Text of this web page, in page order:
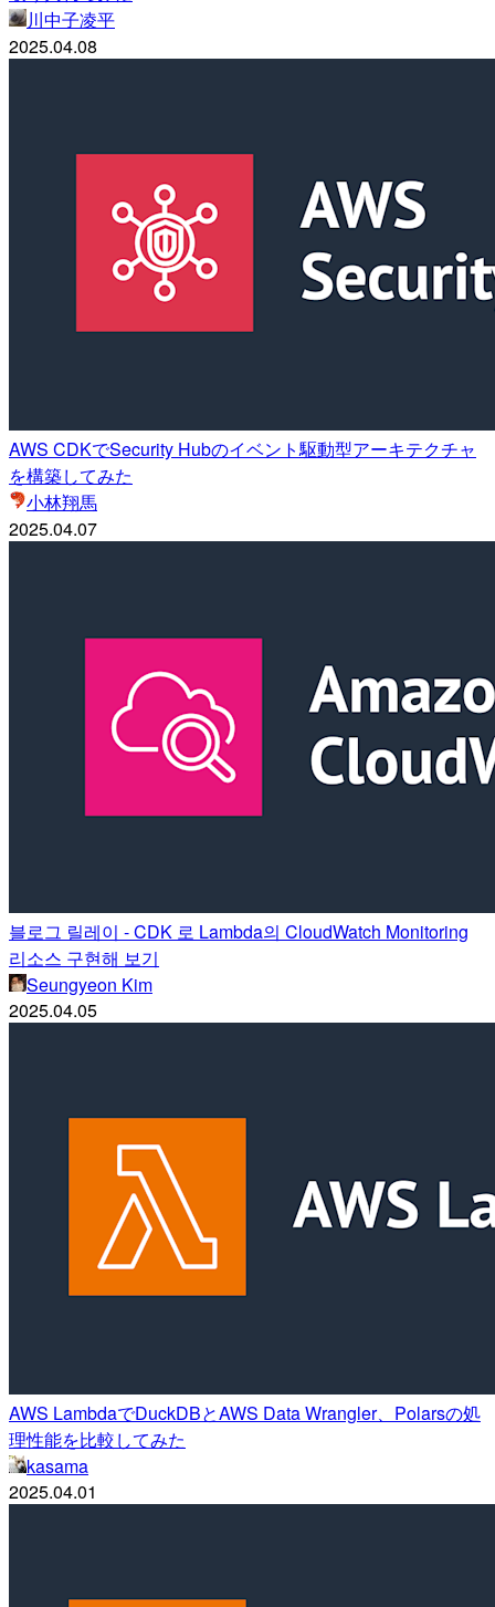
川中子凌平
2025.04.08
AWS CDKでSecurity Hubのイベント駆動型アーキテクチャ
を構築してみた
小林翔馬
2025.04.07
블로그 릴레이 - CDK 로 Lambda의 CloudWatch Monitoring
리소스 구현해 보기
Seungyeon Kim
2025.04.05
AWS LambdaでDuckDBとAWS Data Wrangler、Polarsの処
理性能を比較してみた
kasama
2025.04.01